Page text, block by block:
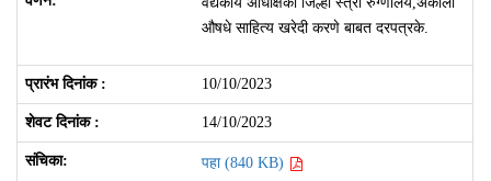
औषधे साहित्य खरेदी करणे बाबत दरपत्रके.
10/10/2023
14/10/2023
पहा (840 KB)